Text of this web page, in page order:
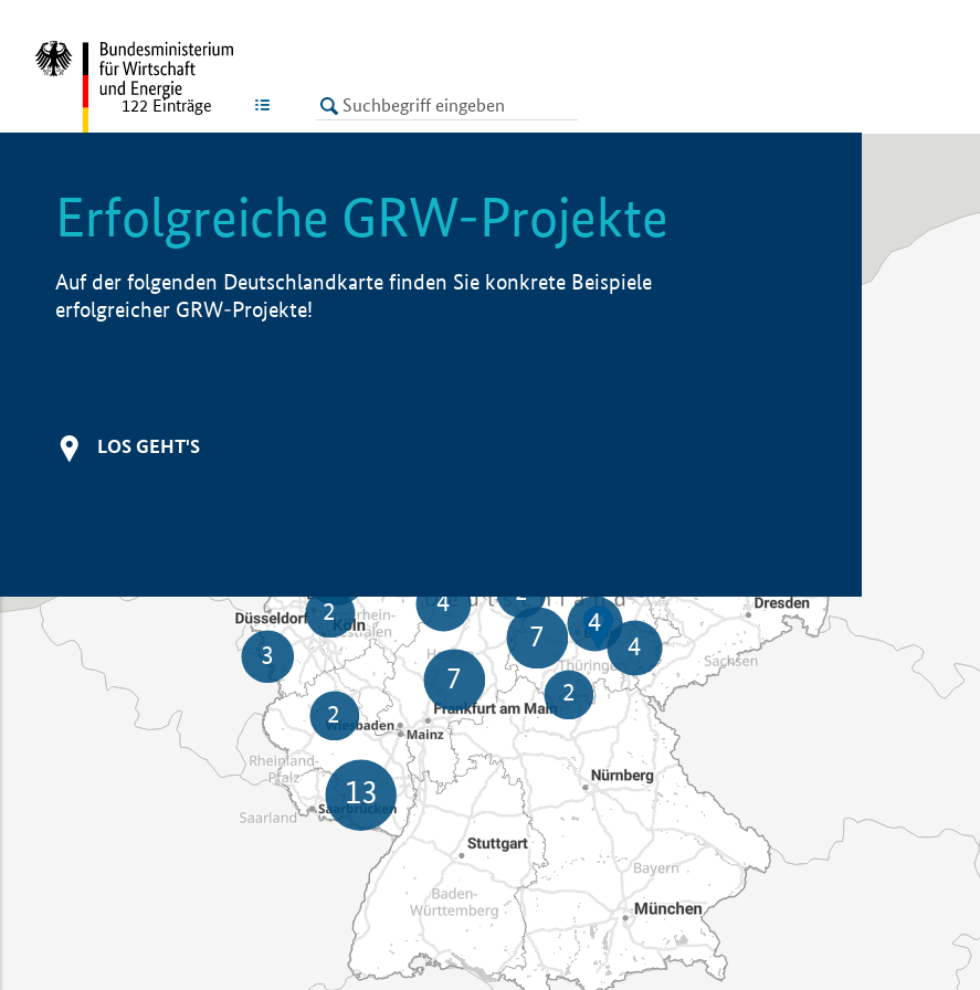
LISTE
122 Einträge
Erfolgreiche GRW-Projekte
Auf der folgenden Deutschlandkarte finden Sie konkrete Beispiele
erfolgreicher GRW-Projekte!
LOS GEHT'S